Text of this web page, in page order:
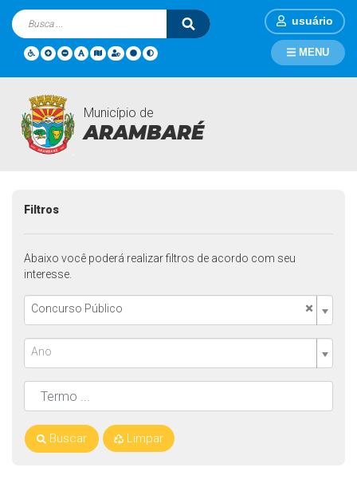
usuário
Município de
ARAMBARÉ
MENU
Contratações
Filtros
Abaixo você poderá realizar filtros de acordo com seu
interesse.
×
Concurso Público
Ano
Buscar Limpar